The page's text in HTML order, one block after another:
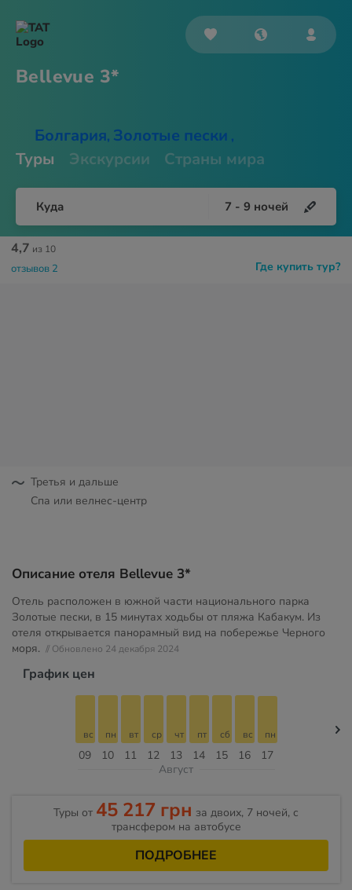
Bellevue 3*
Болгария, Золотые пески ,
Туры Экскурсии Страны мира
Куда 7 - 9 ночей
Где купить тур?
4,7 из 10
отзывов 2
Третья и дальше
Спа или велнес-центр
Описание отеля Bellevue 3*
Отель расположен в южной части национального парка
Золотые пески, в 15 минутах ходьбы от пляжа Кабакум. Из
отеля открывается панорамный вид на побережье Черного
моря. // Обновлено 24 декабря 2024
График цен
09
вс
10
пн
11
вт
12
ср
13
чт
14
пт
15
сб
16
вс
17
пн
Август
Туры от 45 217 грн за двоих, 7 ночей, с
трансфером на автобусе
ПОДРОБНЕЕ